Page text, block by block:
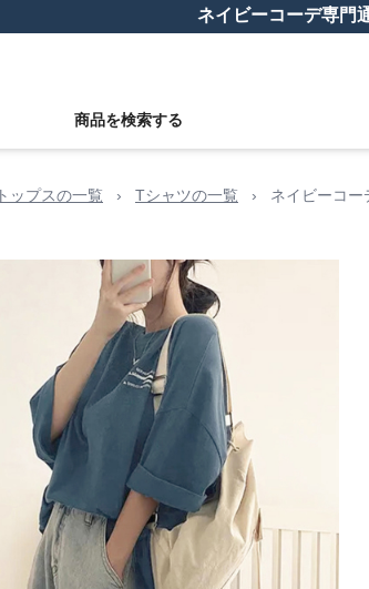
ネイビーコーデ専門
商品を検索する
トップスの一覧 › Tシャツの一覧 › ネイビーコー